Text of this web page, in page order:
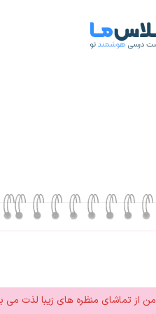
من از تماشای منظره های زیبا لذت می